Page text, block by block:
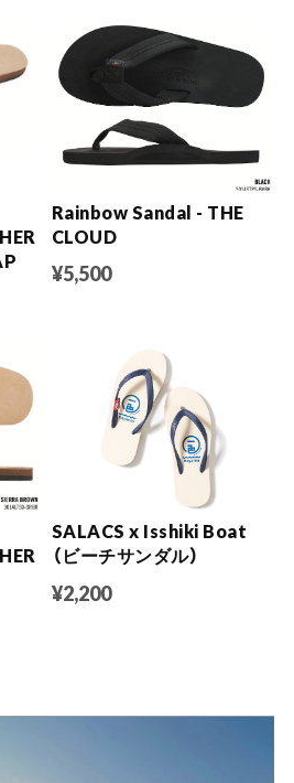
Rainbow Sandal - THE
CLOUD
¥5,500
SALACS x Isshiki Boat
（ビーチサンダル）
¥2,200